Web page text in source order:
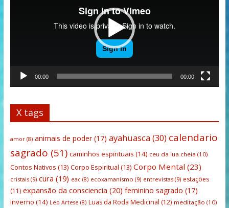
00:00 00:00
X tags
amor(8) animais de poder(17) ayahuasca(30) calendario
sagrado (51) caminhos espirituais (14) ceu da lua cheia (10)
Contos Nativos (13) Corpo Espiritual (13) Corpo Mental (23)
cristais(9) cura (19) eac(8) ecoxamanismo (9) entrevistas(9) estações
(11) expansão da consciencia (20) feminino sagrado (17)
inverno (14) Leo Artese (8) Luas da Roda Medicinal (12) meditação (10)